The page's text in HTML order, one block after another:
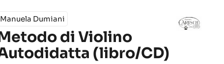
Manuela Dumiani
di Violino
(libro/CD)